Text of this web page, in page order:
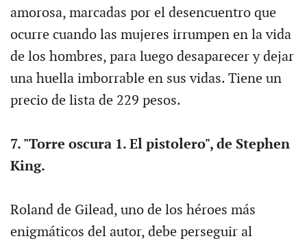
amorosa, marcadas por el desencuentro que
ocurre cuando las mujeres irrumpen en la vida
de los hombres, para luego desaparecer y dejar
una huella imborrable en sus vidas. Tiene un
precio de lista de 229 pesos.
7. "Torre oscura 1. El pistolero", de Stephen
King.
Roland de Gilead, uno de los héroes más
enigmáticos del autor, debe perseguir al